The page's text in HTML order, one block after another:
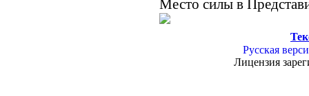
Место силы в
Русская
Лицензия